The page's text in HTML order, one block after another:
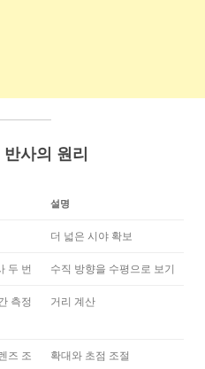
사의 원리
설명
더 넓은 시야 확보
두 번 수직 방향을 수평으로 보기
측정 거리 계산
즈 조
확대와 초점 조절